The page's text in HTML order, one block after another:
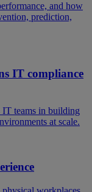
and how
prediction,
IT compliance
teams in building
at scale.